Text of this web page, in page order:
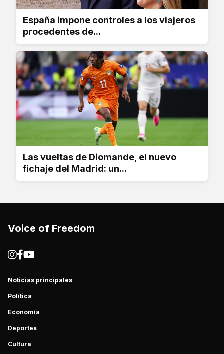
España impone controles a los viajeros
procedentes de...
Las vueltas de Diomande, el nuevo
fichaje del Madrid: un...
Voice of Freedom
Noticias principales
Política
Economía
Deportes
Cultura